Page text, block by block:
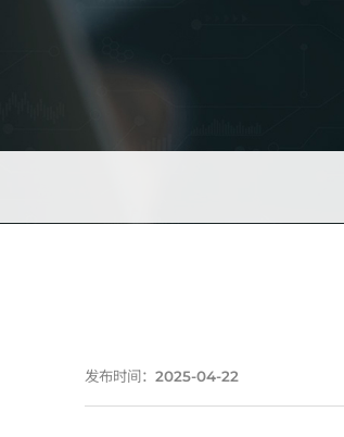
发布时间： 2025-04-22